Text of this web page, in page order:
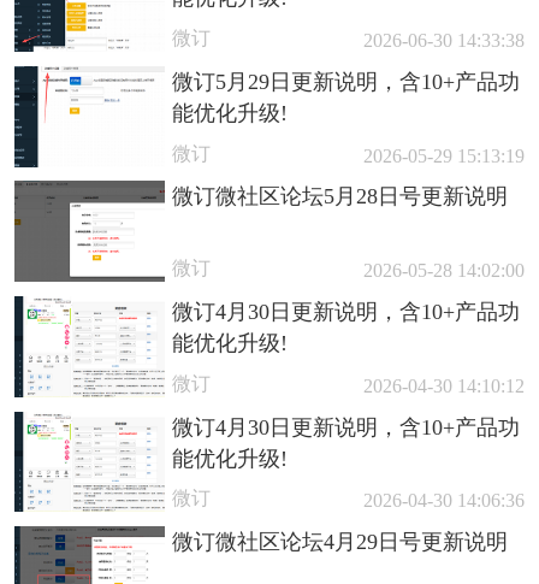
微订 2026-06-30 14:33:38
微订5月29日更新说明，含10+产品功
能优化升级!
微订 2026-05-29 15:13:19
微订微社区论坛5月28日号更新说明
微订 2026-05-28 14:02:00
微订4月30日更新说明，含10+产品功
能优化升级!
微订 2026-04-30 14:10:12
微订4月30日更新说明，含10+产品功
能优化升级!
微订 2026-04-30 14:06:36
微订微社区论坛4月29日号更新说明